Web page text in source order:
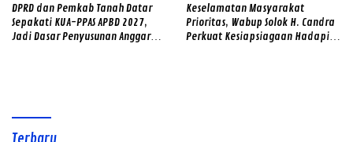
DPRD dan Pemkab Tanah Datar
Sepakati KUA-PPAS APBD 2027,
Jadi Dasar Penyusunan Anggaran
Keselamatan Masyarakat
Prioritas, Wabup Solok H. Candra
Perkuat Kesiapsiagaan Hadapi